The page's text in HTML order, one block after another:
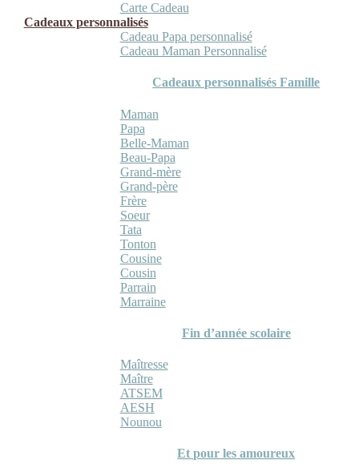
Carte Cadeau
Cadeaux personnalisés
Cadeau Papa personnalisé
Cadeau Maman Personnalisé
Cadeaux personnalisés Famille
Maman
Papa
Belle-Maman
Beau-Papa
Grand-mère
Grand-père
Frère
Soeur
Tata
Tonton
Cousine
Cousin
Parrain
Marraine
Fin d’année scolaire
Maîtresse
Maître
ATSEM
AESH
Nounou
Et pour les amoureux